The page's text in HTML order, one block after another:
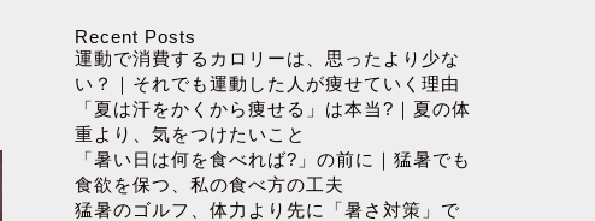
Recent Posts
運動で消費するカロリーは、思ったより少な
い？｜それでも運動した人が痩せていく理由
「夏は汗をかくから痩せる」は本当?｜夏の体
重より、気をつけたいこと
「暑い日は何を食べれば?」の前に｜猛暑でも
食欲を保つ、私の食べ方の工夫
猛暑のゴルフ、体力より先に「暑さ対策」で